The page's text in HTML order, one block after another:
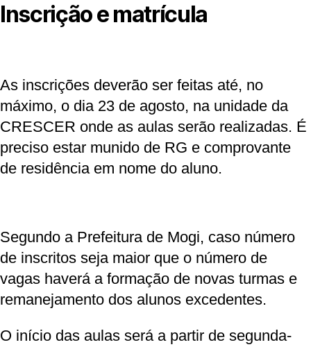
Inscrição e matrícula
As inscrições deverão ser feitas até, no
máximo, o dia 23 de agosto, na unidade da
CRESCER onde as aulas serão realizadas. É
preciso estar munido de RG e comprovante
de residência em nome do aluno.
Segundo a Prefeitura de Mogi, caso número
de inscritos seja maior que o número de
vagas haverá a formação de novas turmas e
remanejamento dos alunos excedentes.
O início das aulas será a partir de segunda-